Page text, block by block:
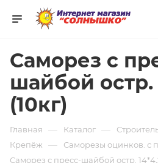
Саморез с
шайбой остр.
(10кг)
Главная — Каталог —
Крепёж — Саморезы оцинков. с
Саморез с пресс-шайбой остр.